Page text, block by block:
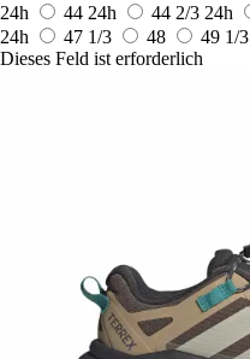
24h
44 24h 44 2/3 24h
24h
47 1/3 48 49 1/3
Dieses Feld ist erforderlich